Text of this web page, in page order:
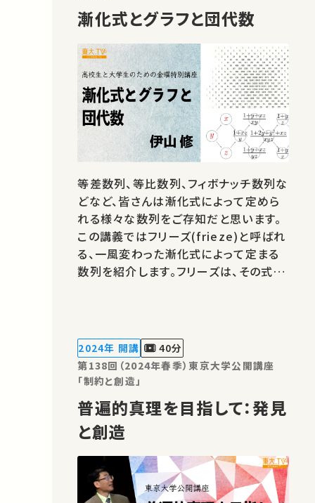
漸化式とグラフと団代数
等差数列、等比数列、フィボナッチ数列な
どなど、皆さんは漸化式によって定めら
れる様々な数列をご存知だと思います。
この講義ではフリーズ(frieze)と呼ばれ
る、一風変わった漸化式によって定まる
数列を紹介します。フリーズは、その式か
Coxeterによって発見されました。より
一般のフリーズは有向グラフから定まる
のですが…
2024年 開講
40分
第138回（2024年春季）東京大学公開講座
「制約と創造」
普遍的真理を目指して：発見
と創造